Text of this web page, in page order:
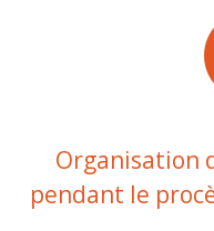
Organisation
pendant le